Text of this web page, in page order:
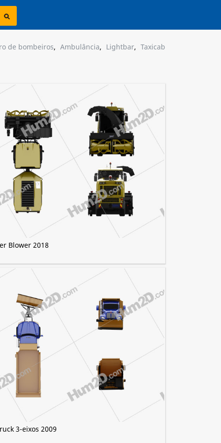
de bombeiros, Ambulância, Lightbar, Taxicab
Blower 2018
3-eixos 2009